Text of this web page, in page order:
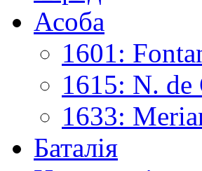
Асоба
1601:
1615: N. de
1633:
Баталія